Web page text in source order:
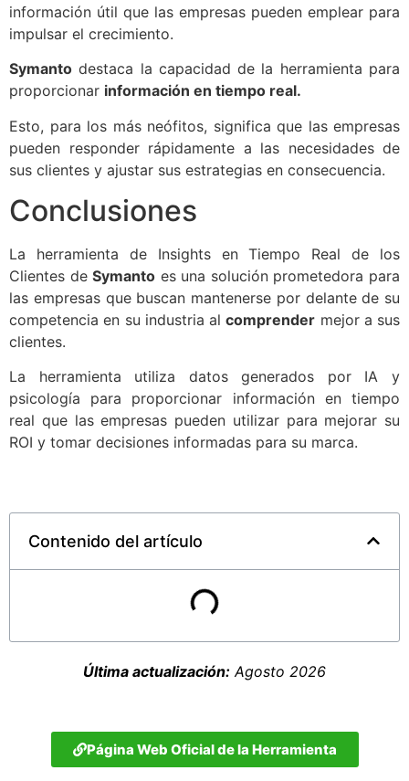
información útil que las empresas pueden emplear para
impulsar el crecimiento.
Symanto destaca la capacidad de la herramienta para
proporcionar información en tiempo real.
Esto, para los más neófitos, significa que las empresas
pueden responder rápidamente a las necesidades de
sus clientes y ajustar sus estrategias en consecuencia.
Conclusiones
La herramienta de Insights en Tiempo Real de los
Clientes deSymanto es una solución prometedora para
las empresas que buscan mantenerse por delante de su
competencia en su industria alcomprender mejor a sus
clientes.
La herramienta utiliza datos generados por IA y
psicología para proporcionar información en tiempo
real que las empresas pueden utilizar para mejorar su
ROI y tomar decisiones informadas para su marca.
Contenido del artículo
Última actualización: Agosto 2026
Página Web Oficial de la Herramienta